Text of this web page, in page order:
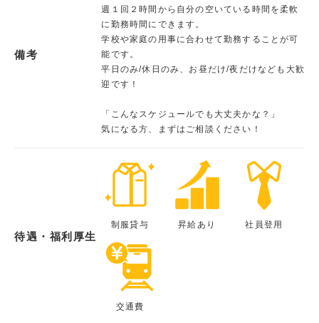
備考
週１回２時間から自分の空いている時間を柔軟
に勤務時間にできます。
学校や家庭の用事に合わせて勤務することが可
能です。
平日のみ/休日のみ、お昼だけ/夜だけなども大歓
迎です！
「こんなスケジュールでも大丈夫かな？」
気になる方、まずはご相談ください！
待遇・福利厚生
制服貸与 昇給あり 社員登用
交通費